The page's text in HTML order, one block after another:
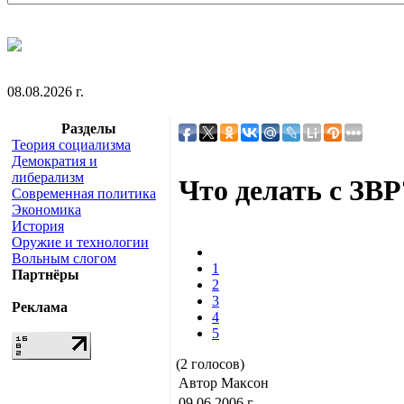
08.08.2026 г.
Разделы
Теория социализма
Демократия и
либерализм
Современная политика
Экономика
История
Оружие и технологии
Вольным слогом
Партнёры
Реклама
Что делать с
1
2
3
4
5
(2 голосов)
Автор Максон